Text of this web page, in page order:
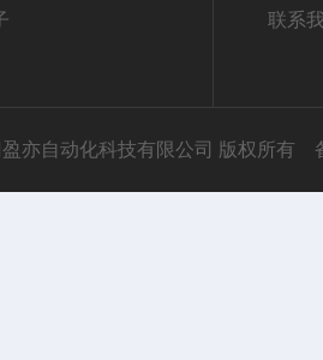
联系
亦自动化科技有限公司 版权所有